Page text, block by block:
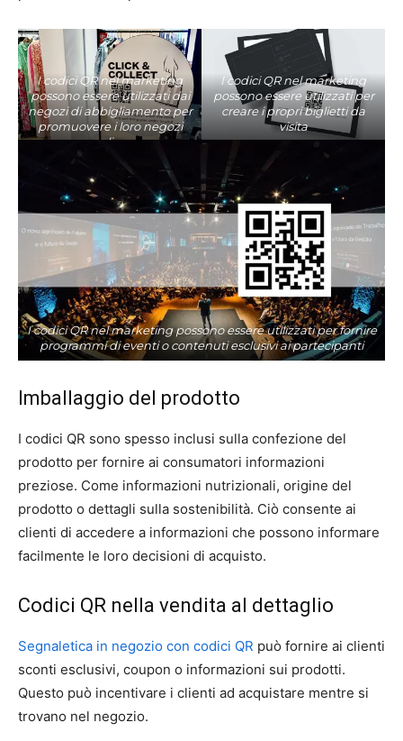
I codici QR nel marketing
possono essere utilizzati dai
negozi di abbigliamento per
promuovere i loro negozi
online
I codici QR nel marketing
possono essere utilizzati per
creare i propri biglietti da
visita
I codici QR nel marketing possono essere utilizzati per fornire
programmi di eventi o contenuti esclusivi ai partecipanti
Imballaggio del prodotto
I codici QR sono spesso inclusi sulla confezione del
prodotto per fornire ai consumatori informazioni
preziose. Come informazioni nutrizionali, origine del
prodotto o dettagli sulla sostenibilità. Ciò consente ai
clienti di accedere a informazioni che possono informare
facilmente le loro decisioni di acquisto.
Codici QR nella vendita al dettaglio
Segnaletica in negozio con codici QR può fornire ai clienti
sconti esclusivi, coupon o informazioni sui prodotti.
Questo può incentivare i clienti ad acquistare mentre si
trovano nel negozio.